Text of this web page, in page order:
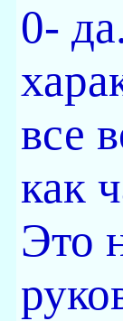
0-
все
как
Это